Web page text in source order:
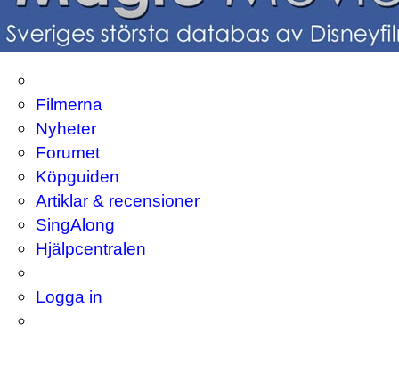
Filmerna
Nyheter
Forumet
Köpguiden
Artiklar & recensioner
SingAlong
Hjälpcentralen
Logga in